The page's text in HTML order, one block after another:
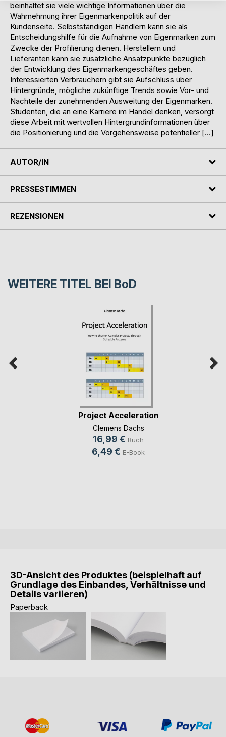
beinhaltet sie viele wichtige Informationen über die
Wahrnehmung ihrer Eigenmarkenpolitik auf der
Kundenseite. Selbstständigen Händlern kann sie als
Entscheidungshilfe für die Aufnahme von Eigenmarken zum
Zwecke der Profilierung dienen. Herstellern und
Lieferanten kann sie zusätzliche Ansatzpunkte bezüglich
der Entwicklung des Eigenmarkengeschäftes geben.
Interessierten Verbrauchern gibt sie Aufschluss über
Hintergründe, mögliche zukünftige Trends sowie Vor- und
Nachteile der zunehmenden Ausweitung der Eigenmarken.
Studenten, die an eine Karriere im Handel denken, versorgt
diese Arbeit mit wertvollen Hintergrundinformationen über
die Positionierung und die Vorgehensweise potentieller […]
AUTOR/IN
PRESSESTIMMEN
REZENSIONEN
WEITERE TITEL BEI BoD
Project Acceleration
Clemens Dachs
16,99 € Buch
6,49 € E-Book
3D-Ansicht des Produktes (beispielhaft auf
Grundlage des Einbandes, Verhältnisse und
Details variieren)
Paperback